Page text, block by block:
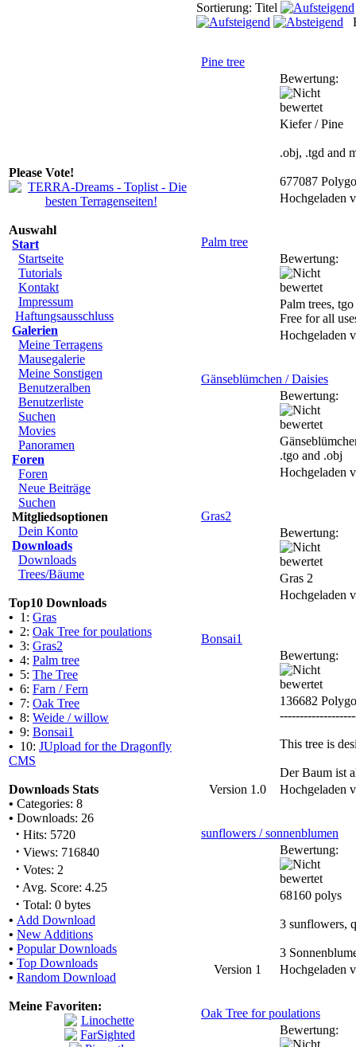
Please Vote!
Auswahl
Start
Startseite
Tutorials
Kontakt
Impressum
Haftungsausschluss
Galerien
Meine Terragens
Mausegalerie
Meine Sonstigen
Benutzeralben
Benutzerliste
Suchen
Movies
Panoramen
Foren
Foren
Neue Beiträge
Suchen
Mitgliedsoptionen
Dein Konto
Downloads
Downloads
Trees/Bäume
Top10 Downloads
• 1: Gras
• 2: Oak Tree for poulations
• 3: Gras2
• 4: Palm tree
• 5: The Tree
• 6: Farn / Fern
• 7: Oak Tree
• 8: Weide / willow
• 9: Bonsai1
• 10: JUpload for the Dragonfly
CMS
Downloads Stats
• Categories: 8
• Downloads: 26
· Hits: 5720
· Views: 716840
· Votes: 2
· Avg. Score: 4.25
· Total: 0 bytes
• Add Download
• New Additions
• Popular Downloads
• Top Downloads
• Random Download
Meine Favoriten:
Sortierung: Titel
Pine tree
Bewertung:
Kiefer / Pine
.obj, .tgd and
677087
Hochgeladen
Palm tree
Bewertung:
Palm trees,
Free for all
Hochgeladen
Gänseblümchen / Daisies
Bewertung:
.tgo and .obj
Hochgeladen
Gras2
Bewertung:
Gras 2
Hochgeladen
Bonsai1
Bewertung:
136682
This tree is
Der Baum ist
Version 1.0
Hochgeladen
sunflowers / sonnenblumen
Bewertung:
68160 polys
3 sunflowers,
3
Version 1
Hochgeladen
Oak Tree for poulations
Bewertung: